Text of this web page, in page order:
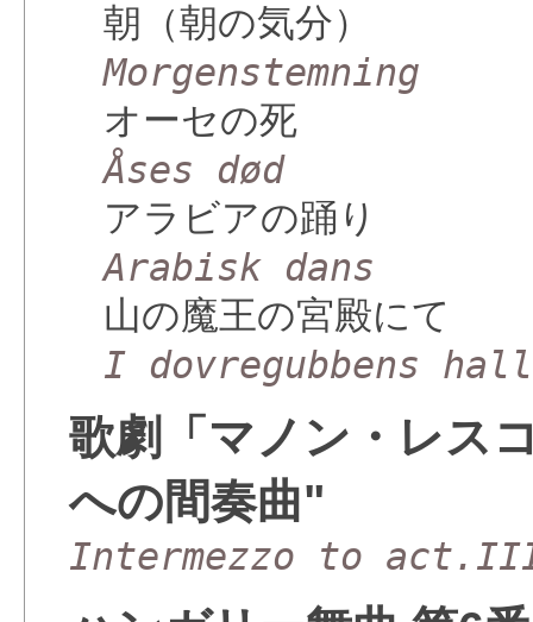
朝（朝の気分）
Morgenstemning
オーセの死
Åses død
アラビアの踊り
Arabisk dans
山の魔王の宮殿にて
I dovregubbens hall
歌劇「マノン・レス
への間奏曲"
Intermezzo to